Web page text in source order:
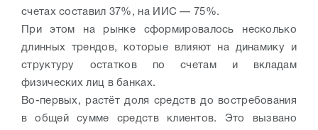
счетах составил 37%, на ИИС — 75%.
При этом на рынке сформировалось несколько
длинных трендов, которые влияют на динамику и
структуру остатков по счетам и вкладам
физических лиц в банках.
Во-первых, растёт доля средств до востребования
в общей сумме средств клиентов. Это вызвано